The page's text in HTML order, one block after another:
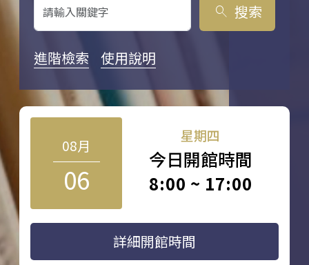
search 搜索
進階檢索 使用說明
08月
06
星期四
今日開館時間
8:00 ~ 17:00
詳細開館時間